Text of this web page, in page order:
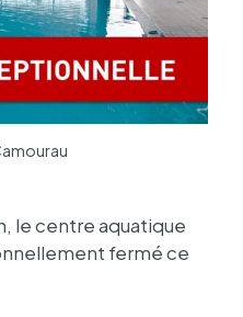
le centre aqua­tique
fermé ce